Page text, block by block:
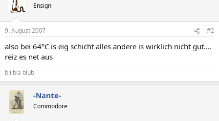
Ensign
9. August 2007 #2
also bei 64°C is eig schicht alles andere is wirklich nicht gut....
reiz es net aus
bli bla blub
-Nante-
Commodore